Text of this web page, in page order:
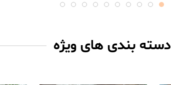
دسته بندی های ویژه